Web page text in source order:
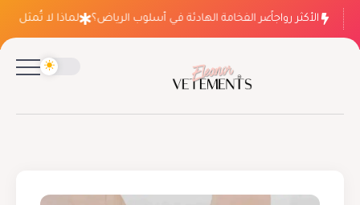
الأكثر رواجاً
لماذا ينتصر الفخامة الهادئة في أسلوب الرياض؟ لماذا لا تُمثل